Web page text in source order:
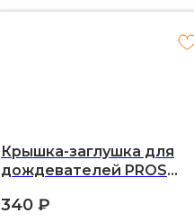
Крышка-заглушка для
дождевателей PROS
340 ₽